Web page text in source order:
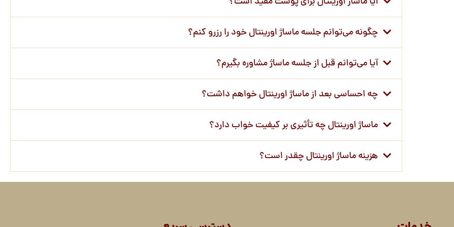
چگونه می‌توانم جلسه ماساژ اورینتال خود را رزرو کنم؟
آیا می‌توانم قبل از جلسه ماساژ مشاوره بگیرم؟
چه احساسی بعد از ماساژ اورینتال خواهم داشت؟
ماساژ اورینتال چه تأثیری بر کیفیت خواب دارد؟
هزینه ماساژ اورینتال چقدر است؟